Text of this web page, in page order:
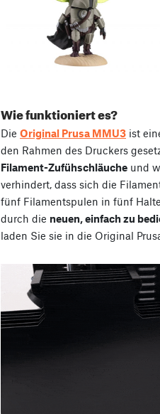
Wie funktioniert es?
Die Original Prusa MMU3 ist
den Rahmen des Druckers
Filament-Zufühschläuche und
verhindert, dass sich die
fünf Filamentspulen in fünf
durch die neuen, einfach zu
laden Sie sie in die Original